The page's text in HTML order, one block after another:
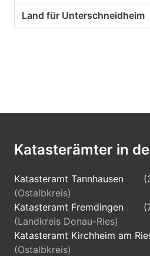
Katasterämter in
Katasteramt Tannhausen
(Ostalbkreis)
Katasteramt Fremdingen
(Landkreis Donau-Ries)
Katasteramt Kirchheim am
(Ostalbkreis)